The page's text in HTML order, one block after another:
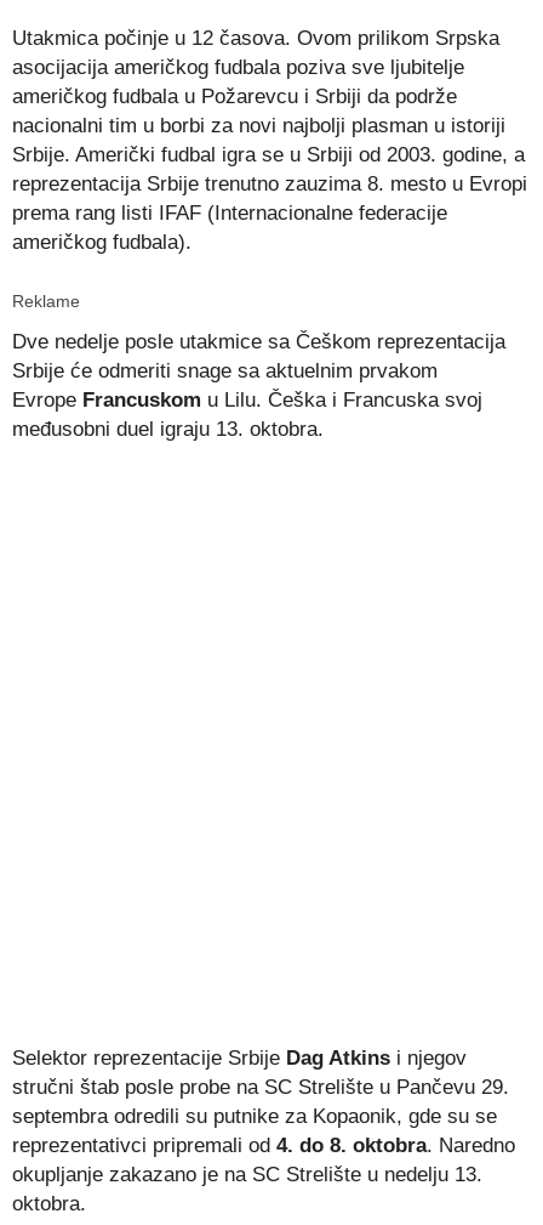
Utakmica počinje u 12 časova. Ovom prilikom Srpska
asocijacija američkog fudbala poziva sve ljubitelje
američkog fudbala u Požarevcu i Srbiji da podrže
nacionalni tim u borbi za novi najbolji plasman u istoriji
Srbije. Američki fudbal igra se u Srbiji od 2003. godine, a
reprezentacija Srbije trenutno zauzima 8. mesto u Evropi
prema rang listi IFAF (Internacionalne federacije
američkog fudbala).
Reklame
Dve nedelje posle utakmice sa Češkom reprezentacija
Srbije će odmeriti snage sa aktuelnim prvakom
Evrope Francuskom u Lilu. Češka i Francuska svoj
međusobni duel igraju 13. oktobra.
Selektor reprezentacije Srbije Dag Atkins i njegov
stručni štab posle probe na SC Strelište u Pančevu 29.
septembra odredili su putnike za Kopaonik, gde su se
reprezentativci pripremali od 4. do 8. oktobra. Naredno
okupljanje zakazano je na SC Strelište u nedelju 13.
oktobra.